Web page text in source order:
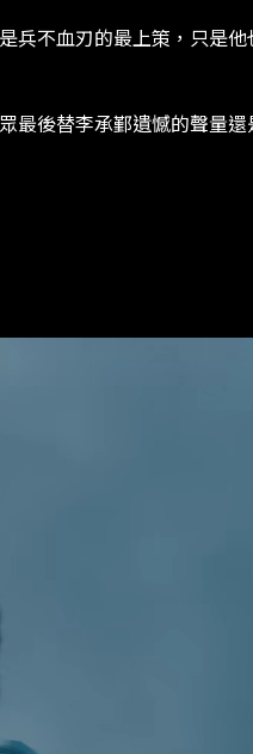
不血刃的最上策，只是
後替李承鄞遺憾的聲量